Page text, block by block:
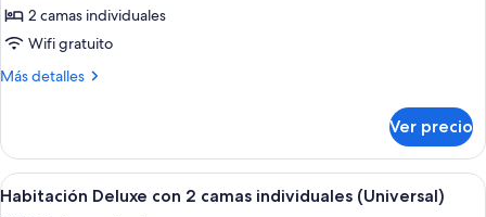
Habitación
Premium
2
2 camas individuales
Wifi gratuito
Más detalles
Más
Premium
con
2
Ver precio
Abrir
todas
Una habitación de hotel con dos
7
Habitación Deluxe con 2 camas individuales (Universal)